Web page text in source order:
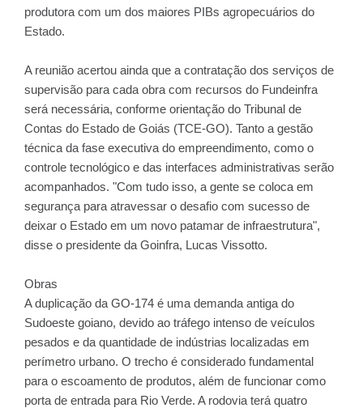
produtora com um dos maiores PIBs agropecuários do
Estado.
A reunião acertou ainda que a contratação dos serviços de
supervisão para cada obra com recursos do Fundeinfra
será necessária, conforme orientação do Tribunal de
Contas do Estado de Goiás (TCE-GO). Tanto a gestão
técnica da fase executiva do empreendimento, como o
controle tecnológico e das interfaces administrativas serão
acompanhados. "Com tudo isso, a gente se coloca em
segurança para atravessar o desafio com sucesso de
deixar o Estado em um novo patamar de infraestrutura",
disse o presidente da Goinfra, Lucas Vissotto.
Obras
A duplicação da GO-174 é uma demanda antiga do
Sudoeste goiano, devido ao tráfego intenso de veículos
pesados e da quantidade de indústrias localizadas em
perímetro urbano. O trecho é considerado fundamental
para o escoamento de produtos, além de funcionar como
porta de entrada para Rio Verde. A rodovia terá quatro